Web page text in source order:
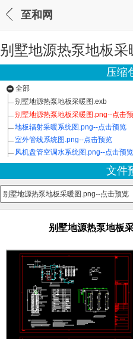
至和网
别墅地源热泵地板采
压缩
全部
别墅地源热泵地板采暖图.exb
别墅地源热泵地板采暖图.png--点击
地板辐射采暖系统图.png--点击预览
室外管线系统图.png--点击预览
风机盘管空调水系统图.png--点击预览
文件
别墅地源热泵地板